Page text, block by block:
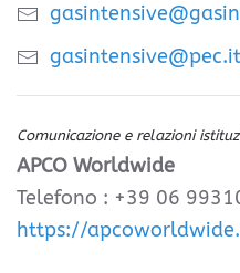
gasintensive@pec.it
Comunicazione e relazioni
APCO Worldwide
Telefono : +39 06
https://